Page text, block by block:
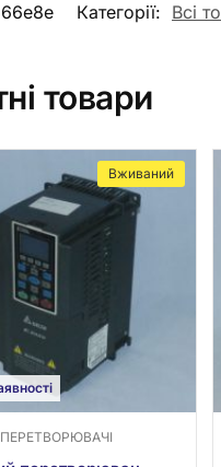
Категорії: Всі
товари
Вживаний